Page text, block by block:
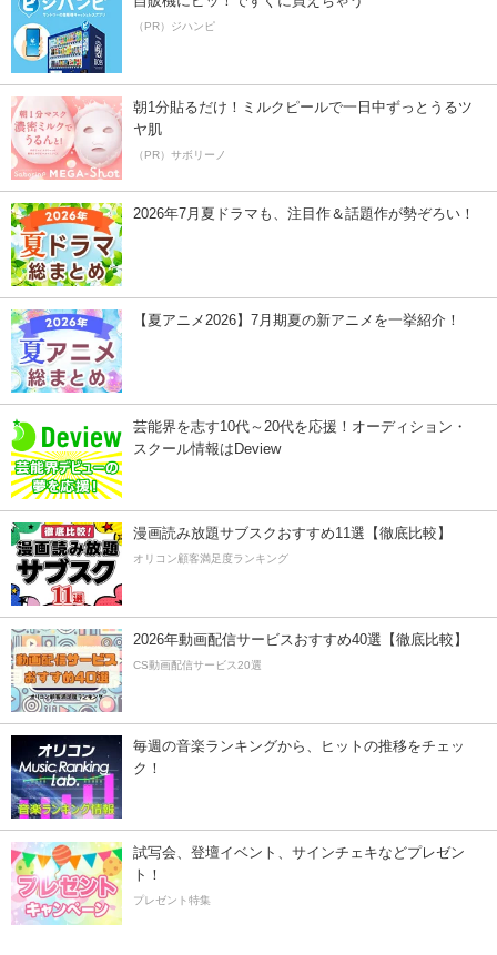
（PR）ジハンピ
朝1分貼るだけ！ミルクピールで一日中ずっとうるツ
ヤ肌
（PR）サボリーノ
2026年7月夏ドラマも、注目作＆話題作が勢ぞろい！
【夏アニメ2026】7月期夏の新アニメを一挙紹介！
芸能界を志す10代～20代を応援！オーディション・
スクール情報はDeview
漫画読み放題サブスクおすすめ11選【徹底比較】
オリコン顧客満足度ランキング
2026年動画配信サービスおすすめ40選【徹底比較】
CS動画配信サービス20選
毎週の音楽ランキングから、ヒットの推移をチェッ
ク！
試写会、登壇イベント、サインチェキなどプレゼン
ト！
プレゼント特集